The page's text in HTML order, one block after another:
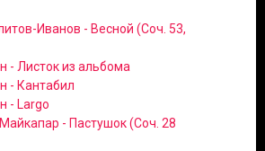
Иванов - Весной (Соч. 53,
- Листок из альбома
- Кантабил
- Largo
- Пастушок (Соч. 28